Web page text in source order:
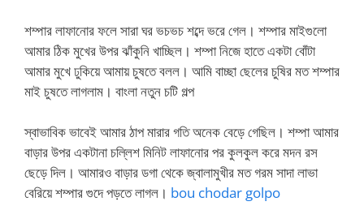
শম্পার লাফানোর ফলে সারা ঘর ভচভচ শব্দে ভরে গেল। শম্পার মাইগুলো
আমার ঠিক মুখের উপর ঝাঁকুনি খাচ্ছিল। শম্পা নিজে হাতে একটা বোঁটা
আমার মুখে ঢুকিয়ে আমায় চুষতে বলল। আমি বাচ্ছা ছেলের চুষির মত শম্পার
মাই চুষতে লাগলাম। বাংলা নতুন চটি গল্প
স্বাভাবিক ভাবেই আমার ঠাপ মারার গতি অনেক বেড়ে গেছিল। শম্পা আমার
বাড়ার উপর একটানা চল্লিশ মিনিট লাফানোর পর কুলকুল করে মদন রস
ছেড়ে দিল। আমারও বাড়ার ডগা থেকে জ্বালামুখীর মত গরম সাদা লাভা
বেরিয়ে শম্পার গুদে পড়তে লাগল। bou chodar golpo